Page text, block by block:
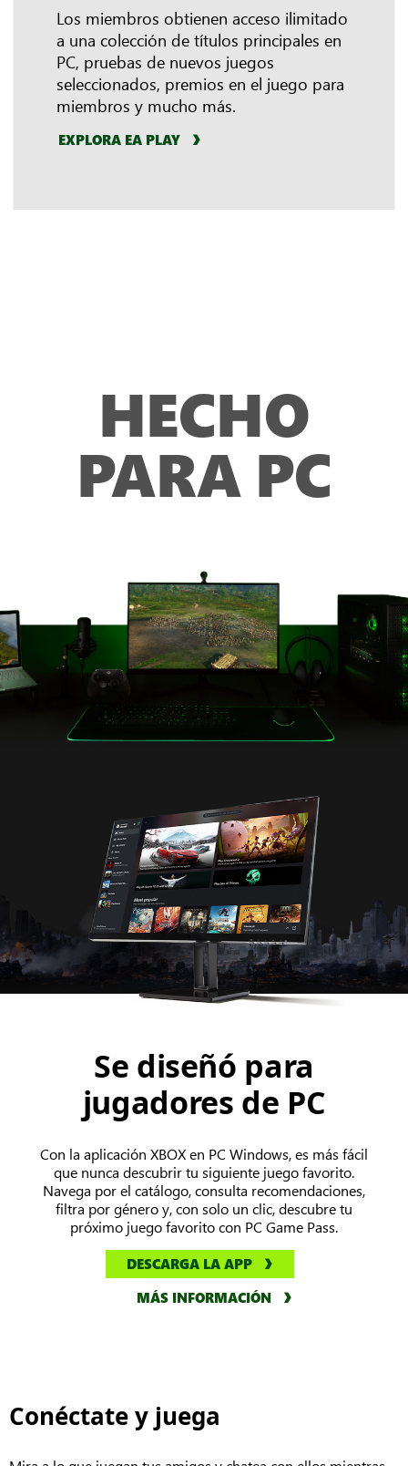
Los miembros obtienen acceso ilimitado
a una colección de títulos principales en
PC, pruebas de nuevos juegos
seleccionados, premios en el juego para
miembros y mucho más.
EXPLORA EA PLAY
MÁS INFORMACIÓN
HECHO
PARA PC
Se diseñó para
jugadores de PC
Con la aplicación XBOX en PC Windows, es más fácil
que nunca descubrir tu siguiente juego favorito.
Navega por el catálogo, consulta recomendaciones,
filtra por género y, con solo un clic, descubre tu
próximo juego favorito con PC Game Pass.
DESCARGA LA APP
MÁS INFORMACIÓN
Conéctate y juega